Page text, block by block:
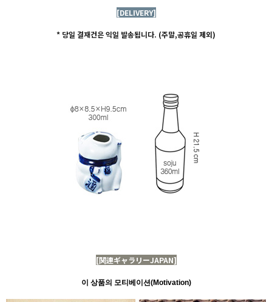
[DELIVERY]
* 당일 결재건은 익일 발송됩니다. (주말,공휴일 제외)
[関連ギャラリーJAPAN]
이 상품의 모티베이션(Motivation)